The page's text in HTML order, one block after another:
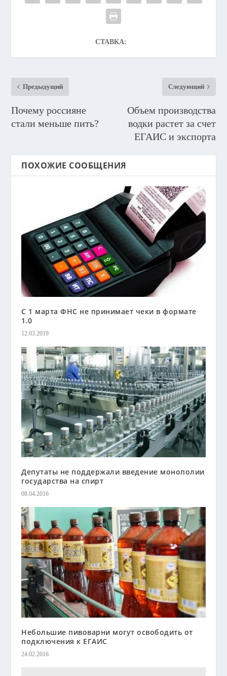
СТАВКА:
Предыдущий
Почему россияне
стали меньше пить?
Следующий
Объем производства
водки растет за счет
ЕГАИС и экспорта
ПОХОЖИЕ СООБЩЕНИЯ
С 1 марта ФНС не принимает чеки в формате
1.0
12.03.2019
Депутаты не поддержали введение монополии
государства на спирт
08.04.2016
Небольшие пивоварни могут освободить от
подключения к ЕГАИС
24.02.2016